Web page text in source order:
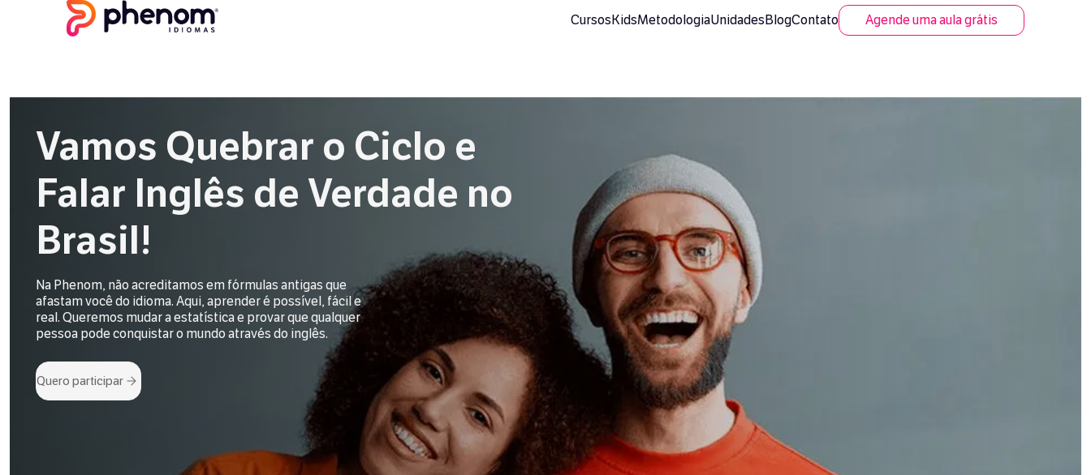
CursosKidsMetodologiaUnidadesBlogContato Agende uma aula grátis
Vamos Quebrar o Ciclo e
Falar Inglês de Verdade no
Brasil!
Na Phenom, não acreditamos em fórmulas antigas que
afastam você do idioma. Aqui, aprender é possível, fácil e
real. Queremos mudar a estatística e provar que qualquer
pessoa pode conquistar o mundo através do inglês.
Quero participar